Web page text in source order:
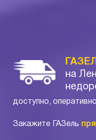
на
доступно,
Закажите ГАЗель